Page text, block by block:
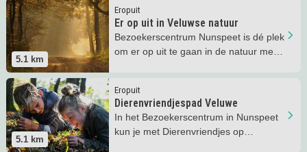
5.1 km
Eropuit
Er op uit in Veluwse natuur
Bezoekerscentrum Nunspeet is dé plek
om er op uit te gaan in de natuur met
Lees meer Er op uit in Veluwse natuur
5.1 km
Eropuit
Dierenvriendjespad Veluwe
In het Bezoekerscentrum in Nunspeet
kun je met Dierenvriendjes op
Lees meer Dierenvriendjespad Veluwe